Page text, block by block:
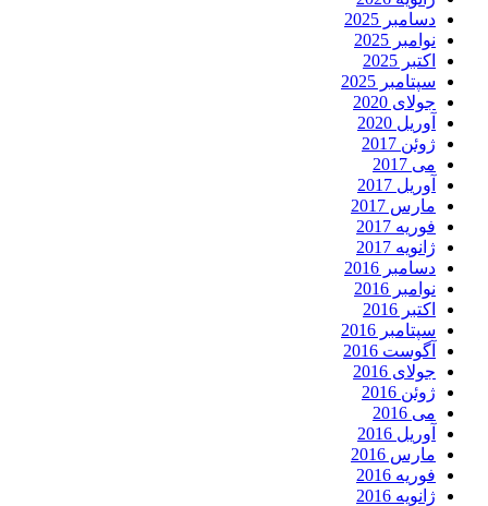
دسامبر 2025
نوامبر 2025
اکتبر 2025
سپتامبر 2025
جولای 2020
آوریل 2020
ژوئن 2017
می 2017
آوریل 2017
مارس 2017
فوریه 2017
ژانویه 2017
دسامبر 2016
نوامبر 2016
اکتبر 2016
سپتامبر 2016
آگوست 2016
جولای 2016
ژوئن 2016
می 2016
آوریل 2016
مارس 2016
فوریه 2016
ژانویه 2016